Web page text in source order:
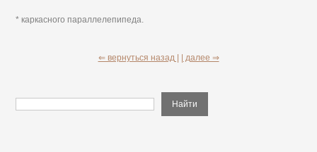
* каркасного параллелепипеда.
⇐ вернуться назад | | далее ⇒